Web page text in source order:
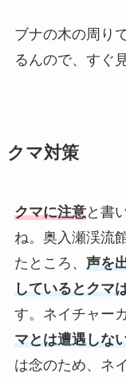
ブナの木の周り
るんので、すぐ
クマ対策
クマに注意と書
ね。奥入瀬渓流
たところ、 声を
しているとクマ
す。ネイチャー
マとは遭遇しな
は念のため、ネ